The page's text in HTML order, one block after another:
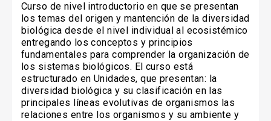
Curso de nivel introductorio en que se presentan
los temas del origen y mantención de la diversidad
biológica desde el nivel individual al ecosistémico
entregando los conceptos y principios
fundamentales para comprender la organización de
los sistemas biológicos. El curso está
estructurado en Unidades, que presentan: la
diversidad biológica y su clasificación en las
principales líneas evolutivas de organismos las
relaciones entre los organismos y su ambiente y